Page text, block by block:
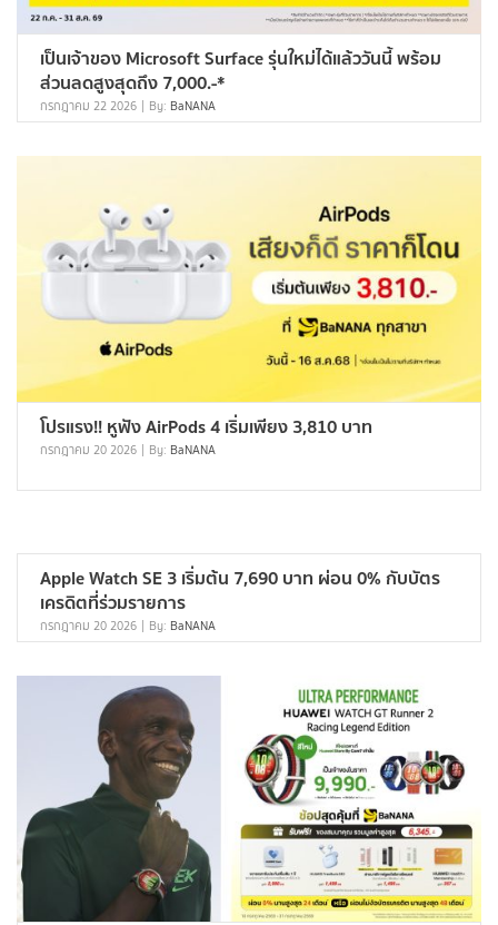
เป็นเจ้าของ Microsoft Surface รุ่นใหม่ได้แล้ววันนี้ พร้อม
ส่วนลดสูงสุดถึง 7,000.-*
กรกฎาคม 22 2026 By: BaNANA
โปรแรง!! หูฟัง AirPods 4 เริ่มเพียง 3,810 บาท
กรกฎาคม 20 2026 By: BaNANA
Apple Watch SE 3 เริ่มต้น 7,690 บาท ผ่อน 0% กับบัตร
เครดิตที่ร่วมรายการ
กรกฎาคม 20 2026 By: BaNANA